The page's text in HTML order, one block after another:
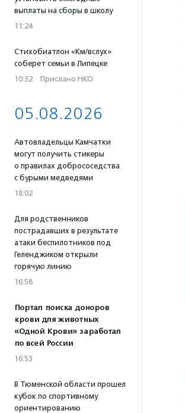
выплаты на сборы в школу
11:24
Стихобиатлон «Км/вслух»
соберет семьи в Липецке
10:32 · Прислано НКО
05.08.2026
Автовладельцы Камчатки
могут получить стикеры
о правилах добрососедства
с бурыми медведями
18:02
Для родственников
пострадавших в результате
атаки беспилотников под
Геленджиком открыли
горячую линию
16:58
Портал поиска доноров
крови для животных
«Одной Крови» заработал
по всей России
16:53
В Тюменской области прошел
кубок по спортивному
ориентированию